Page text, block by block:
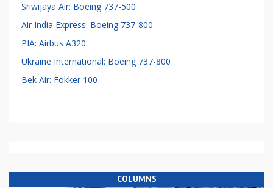
Sriwijaya Air: Boeing 737-500
Air India Express: Boeing 737-800
PIA: Airbus A320
Ukraine International: Boeing 737-800
Bek Air: Fokker 100
COLUMNS